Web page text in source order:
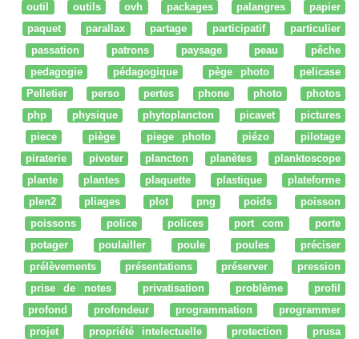
outil
outils ovh packages palangres
papier
paquet
parallax partage participatif
particulier
passation
patrons paysage peau
pêche
pedagogie
pédagogique pège photo
pelicase
Pelletier
perso pertes phone photo
photos
php
physique phytoplancton picavet
pictures
piece
piège piege photo piézo
pilotage
piraterie
pivoter plancton planètes
planktoscope
plante
plantes plaquette plastique
plateforme
plen2
pliages plot png poids
poisson
poissons
police polices port com
porte
potager
poulailler poule poules
préciser
prélèvements
présentations préserver
pression
prise de notes
privatisation problème
profil
profond
profondeur programmation
programmer
projet
propriété intelectuelle protection
prusa